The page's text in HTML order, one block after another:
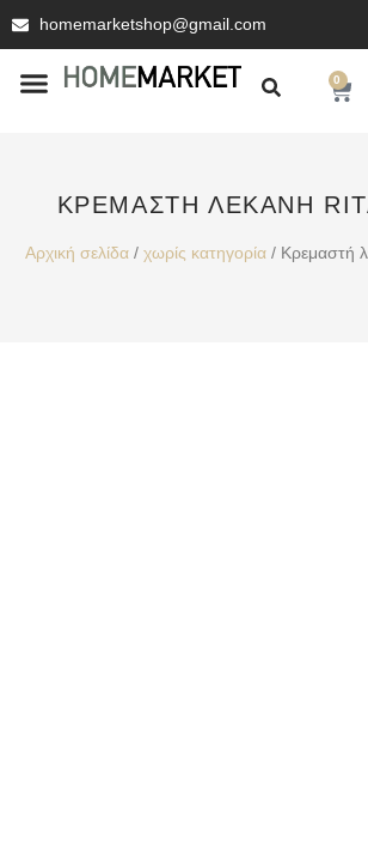
homemarketshop@gmail.com
0
KΡΕΜΑΣΤΉ ΛΕΚΆΝΗ
Αρχική σελίδα / χωρίς κατηγορία / Kρεμαστή